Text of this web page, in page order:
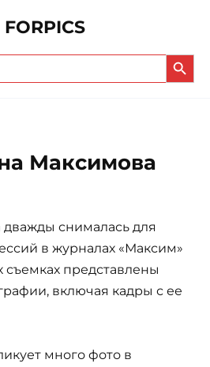
FORPICS
Search Button
Максимова
снималась для
в журналах «Максим»
съемках представлены
включая кадры с ее
много фото в